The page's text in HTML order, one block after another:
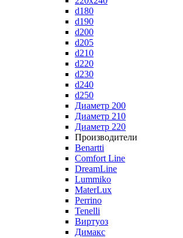
d180
d190
d200
d205
d210
d220
d230
d240
d250
Диаметр 200
Диаметр 210
Диаметр 220
Производители
Benartti
Comfort Line
DreamLine
Lummiko
MaterLux
Perrino
Tenelli
Виртуоз
Димакс